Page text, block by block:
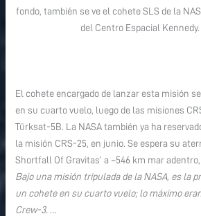
fondo, también se ve el cohete SLS de la
del Centro Espacial Kennedy.
El cohete encargado de lanzar esta misión
en su cuarto vuelo, luego de las misiones
Türksat-5B. La NASA también ya ha
la misión CRS-25, en junio. Se espera su
Shortfall Of Gravitas’ a ~546 km mar
Bajo una misión tripulada de la NASA, es la
un cohete en su cuarto vuelo; lo máximo
Crew-3. …